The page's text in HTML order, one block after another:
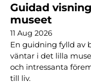
Guidad
museet
11 Aug 2026
En guidning fylld av
väntar i det lilla
och intressanta
till liv.